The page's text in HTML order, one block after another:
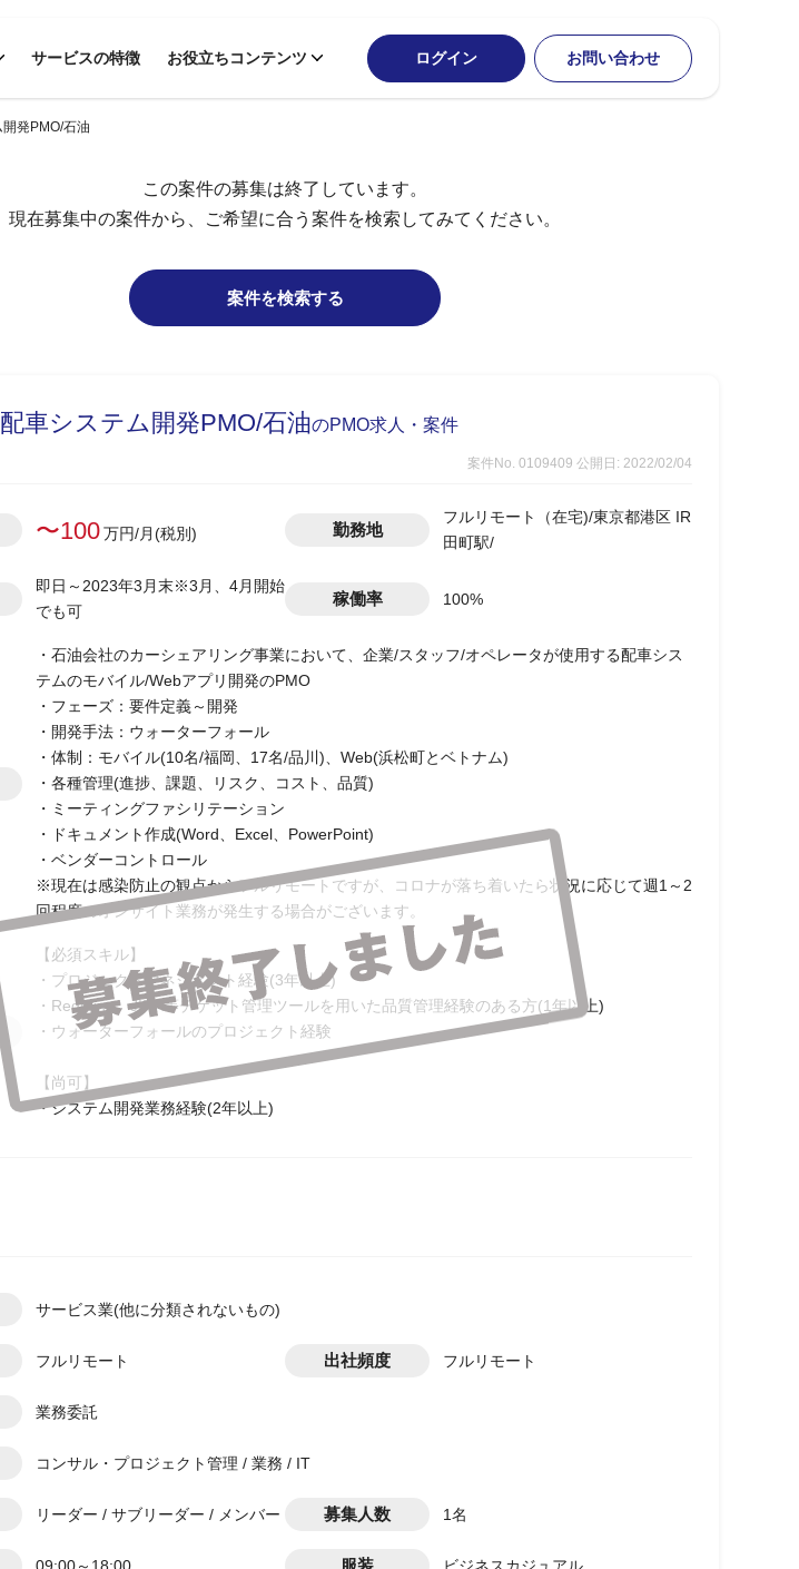
サービスの特徴 お役立ちコンテンツ ログイン お問い合わせ
発PMO/石油
この案件の募集は終了しています。
現在募集中の案件から、ご希望に合う案件を検索してみてください。
案件を検索する
配車システム開発PMO/石油のPMO求人・案件
案件No. 0109409 公開日: 2022/02/04
〜100万円/月(税別) 勤務地
フルリモート（在宅)/東京都港区 IR
田町駅/
即日～2023年3月末※3月、4月開始
でも可
稼働率 100%
・石油会社のカーシェアリング事業において、企業/スタッフ/オペレータが使用する配車シス
テムのモバイル/Webアプリ開発のPMO
・フェーズ：要件定義～開発
・開発手法：ウォーターフォール
・体制：モバイル(10名/福岡、17名/品川)、Web(浜松町とベトナム)
・各種管理(進捗、課題、リスク、コスト、品質)
・ミーティングファシリテーション
・ドキュメント作成(Word、Excel、PowerPoint)
・ベンダーコントロール
※現在は感染防止の観点からフルリモートですが、コロナが落ち着いたら状況に応じて週1～2
回程度のオンサイト業務が発生する場合がございます。
【必須スキル】
・プロジェクトマネジメント経験(3年以上)
・Redmine、JIRA等チケット管理ツールを用いた品質管理経験のある方(1年以上)
・ウォーターフォールのプロジェクト経験
【尚可】
・システム開発業務経験(2年以上)
サービス業(他に分類されないもの)
フルリモート 出社頻度 フルリモート
業務委託
コンサル・プロジェクト管理 / 業務 / IT
リーダー / サブリーダー / メンバー 募集人数 1名
09:00～18:00 服装 ビジネスカジュアル